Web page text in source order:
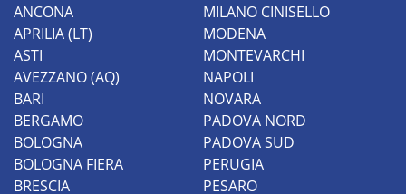
ANCONA
APRILIA (LT)
ASTI
AVEZZANO (AQ)
BARI
BERGAMO
BOLOGNA
BOLOGNA FIERA
BRESCIA
MILANO CINISELLO
MODENA
MONTEVARCHI
NAPOLI
NOVARA
PADOVA NORD
PADOVA SUD
PERUGIA
PESARO